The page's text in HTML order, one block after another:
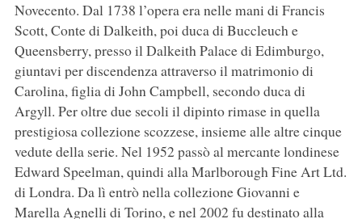
Novecento. Dal 1738 l’opera era nelle mani di Francis
Scott, Conte di Dalkeith, poi duca di Buccleuch e
Queensberry, presso il Dalkeith Palace di Edimburgo,
giuntavi per discendenza attraverso il matrimonio di
Carolina, figlia di John Campbell, secondo duca di
Argyll. Per oltre due secoli il dipinto rimase in quella
prestigiosa collezione scozzese, insieme alle altre cinque
vedute della serie. Nel 1952 passò al mercante londinese
Edward Speelman, quindi alla Marlborough Fine Art Ltd.
di Londra. Da lì entrò nella collezione Giovanni e
Marella Agnelli di Torino, e nel 2002 fu destinato alla